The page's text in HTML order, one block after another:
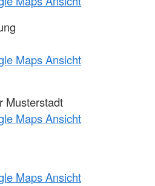
Maps Ansicht
Musterstadt
Maps Ansicht
Maps Ansicht